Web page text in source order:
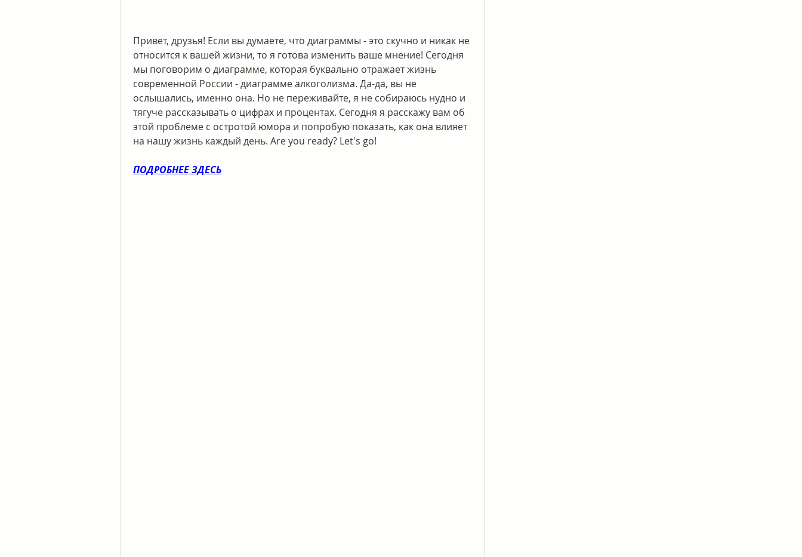
Привет, друзья! Если вы думаете, что диаграммы - это скучно и никак не
относится к вашей жизни, то я готова изменить ваше мнение! Сегодня
мы поговорим о диаграмме, которая буквально отражает жизнь
современной России - диаграмме алкоголизма. Да-да, вы не
ослышались, именно она. Но не переживайте, я не собираюсь нудно и
тягуче рассказывать о цифрах и процентах. Сегодня я расскажу вам об
этой проблеме с остротой юмора и попробую показать, как она влияет
на нашу жизнь каждый день. Are you ready? Let's go!
ПОДРОБНЕЕ ЗДЕСЬ